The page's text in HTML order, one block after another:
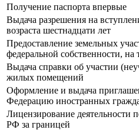
Получение паспорта впервые
Выдача разрешения на
возраста шестнадцати лет
Предоставление земельных
федеральной собственности, на
Выдача справки об участии
жилых помещений
Оформление и выдача
Федерацию иностранных
Лицензирование деятельности
РФ за границей